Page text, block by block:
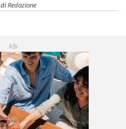
diRedazione
Adv